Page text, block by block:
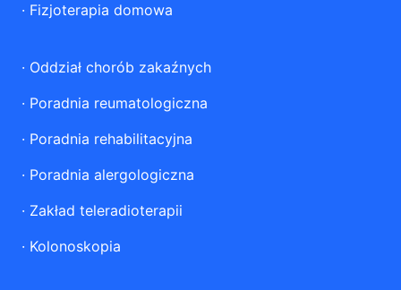
· Fizjoterapia domowa
· Oddział chorób zakaźnych
· Poradnia reumatologiczna
· Poradnia rehabilitacyjna
· Poradnia alergologiczna
· Zakład teleradioterapii
· Kolonoskopia